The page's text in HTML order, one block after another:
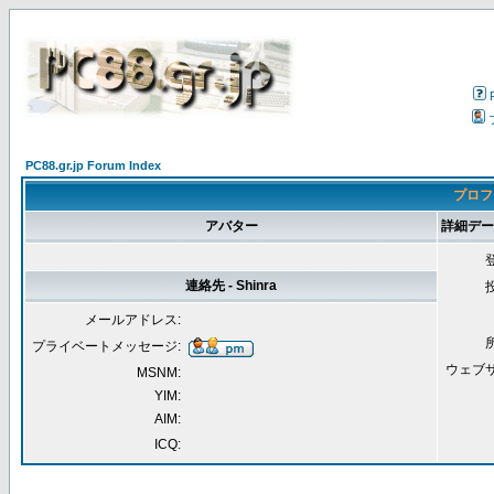
PC88.gr.jp Forum Index
プロ
アバター
詳細デ
ウェブ
連絡先 - Shinra
メールアドレス:
プライベートメッセージ:
MSNM:
YIM:
AIM:
ICQ: